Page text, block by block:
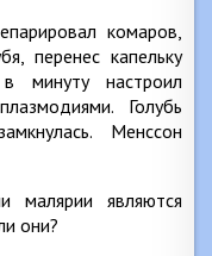
комаров,
перенес капельку
минуту настроил
Голубь
Менссон
малярии являются
они?